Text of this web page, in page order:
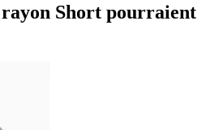
Short pourraient